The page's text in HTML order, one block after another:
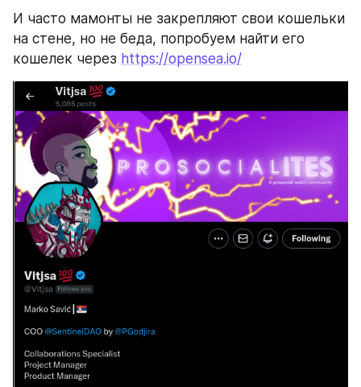
И часто мамонты не закрепляют свои кошельки
на стене, но не беда, попробуем найти его
кошелек через https://opensea.io/